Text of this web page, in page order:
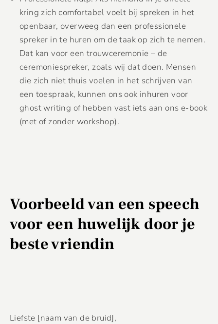
kring zich comfortabel voelt bij spreken in het
openbaar, overweeg dan een professionele
spreker in te huren om de taak op zich te nemen.
Dat kan voor een trouwceremonie – de
ceremoniespreker, zoals wij dat doen. Mensen
die zich niet thuis voelen in het schrijven van
een toespraak, kunnen ons ook inhuren voor
ghost writing of hebben vast iets aan ons e-book
(met of zonder workshop).
Voorbeeld van een speech
voor een huwelijk door je
beste vriendin
Liefste [naam van de bruid],